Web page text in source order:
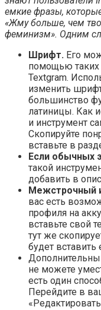
емкие фразы,
«Жму больше, чем
феминизм». Одним
Шрифт. Его
помощью таких
Textgram.
изменить
большинство
латиницы. Как
и инструмент
Скопируйте
вставьте в
Если обычных
такой
добавить в
Межстрочный
вас есть
профиля на
вставьте свой
тут же
будет вставить
не можете
есть один
Перейдите в